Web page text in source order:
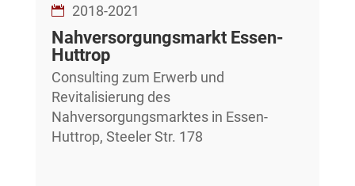
2018-2021
Nahversorgungsmarkt Essen-
Huttrop
Consulting zum Erwerb und
Revitalisierung des
Nahversorgungsmarktes in Essen-
Huttrop, Steeler Str. 178